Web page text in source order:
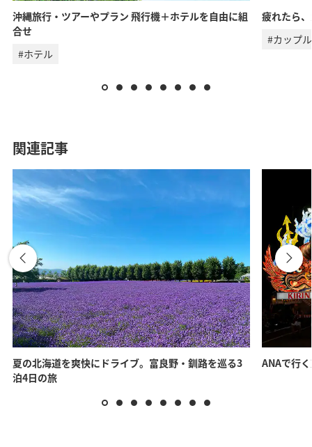
沖縄旅行・ツアーやプラン 飛行機＋ホテルを自由に組
合せ
#ホテル
疲れたら
#カップル
関連記事
夏の北海道を爽快にドライブ。富良野・釧路を巡る3
泊4日の旅
ANAで行